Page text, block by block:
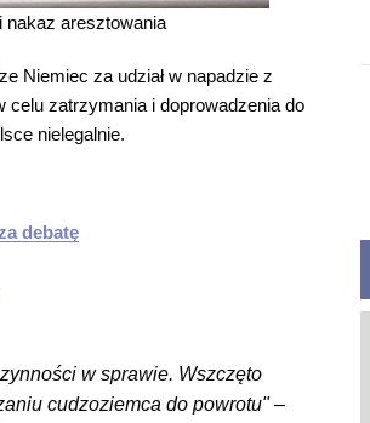
nakaz aresztowania
Niemiec za udział w napadzie z
celu zatrzymania i doprowadzenia do
nielegalnie.
debatę
w sprawie. Wszczęto
cudzoziemca do powrotu" –